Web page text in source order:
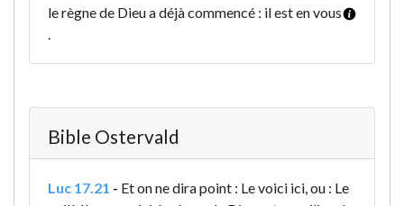
le règne de Dieu a déjà commencé : il est en vous
.
Bible Ostervald
Luc 17.21 - Et on ne dira point : Le voici ici, ou : Le